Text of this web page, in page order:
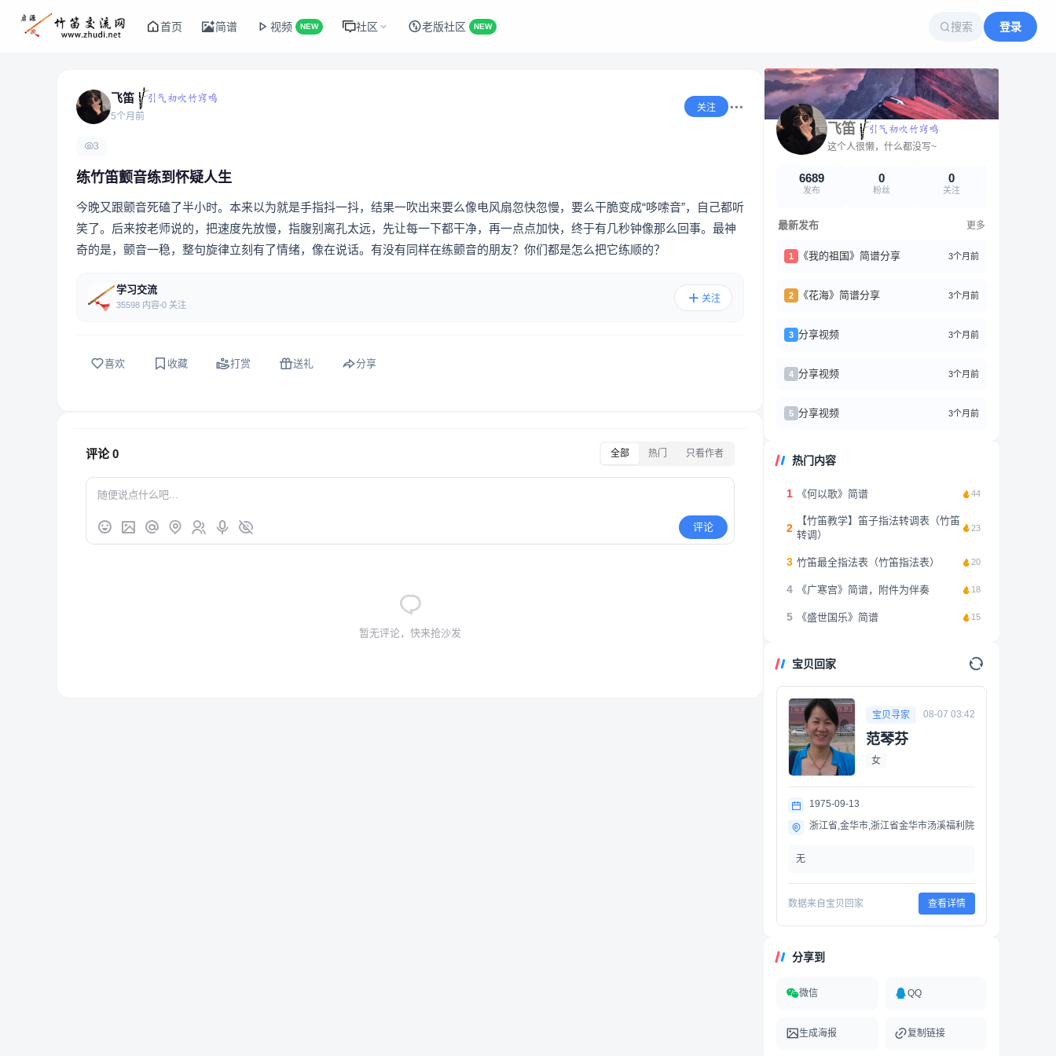
首页 简谱 视频 NEW 社区 老版社区 NEW 搜索 登录
飞笛
5个月前
关注
3
练竹笛颤音练到怀疑人生
今晚又跟颤音死磕了半小时。本来以为就是手指抖一抖，结果一吹出来要么像电风扇忽快忽慢，要么干脆变成“哆嗦音”，自己都听
笑了。后来按老师说的，把速度先放慢，指腹别离孔太远，先让每一下都干净，再一点点加快，终于有几秒钟像那么回事。最神
奇的是，颤音一稳，整句旋律立刻有了情绪，像在说话。有没有同样在练颤音的朋友？你们都是怎么把它练顺的？
学习交流
35598 内容 0 关注
关注
喜欢 收藏 打赏 送礼 分享
评论0 全部 热门 只看作者
评论
暂无评论，快来抢沙发
飞笛
这个人很懒，什么都没写~
6689
发布
0
粉丝
0
关注
最新发布 更多
1 《我的祖国》简谱分享 3个月前
2 《花海》简谱分享 3个月前
3 分享视频 3个月前
4 分享视频 3个月前
5 分享视频 3个月前
热门内容
1 《何以歌》简谱 44
2
【竹笛教学】笛子指法转调表（竹笛
转调）
23
3 竹笛最全指法表（竹笛指法表） 20
4 《广寒宫》简谱，附件为伴奏 18
5 《盛世国乐》简谱 15
宝贝回家
宝贝寻家 08-07 03:42
范琴芬
女
1975-09-13
浙江省,金华市,浙江省金华市汤溪福利院
无
数据来自宝贝回家 查看详情
分享到
微信 QQ
生成海报 复制链接